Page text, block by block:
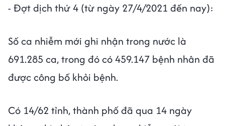
- Đợt dịch thứ 4 (từ ngày 27/4/2021 đến nay):
Số ca nhiễm mới ghi nhận trong nước là
691.285 ca, trong đó có 459.147 bệnh nhân đã
được công bố khỏi bệnh.
Có 14/62 tỉnh, thành phố đã qua 14 ngày